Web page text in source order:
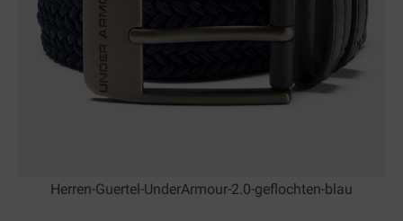
Herren-Guertel-UnderArmour-2.0-geflochten-blau